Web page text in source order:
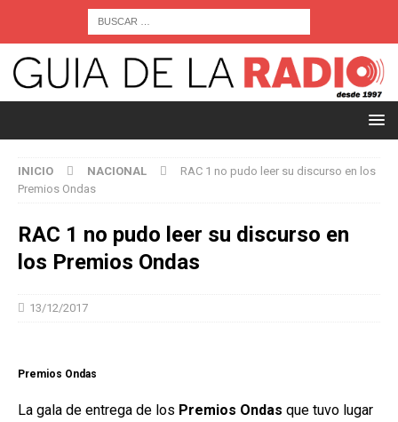
INICIO NACIONAL
RAC 1 no pudo leer su discurso en los
Premios Ondas
RAC 1 no pudo leer su discurso en
los Premios Ondas
13/12/2017
Premios Ondas
La gala de entrega de los Premios Ondas que tuvo lugar